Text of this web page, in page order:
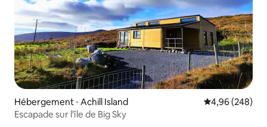
Hébergement ⋅ Achill Island Évaluation
4,96 (248)
Escapade sur l'île de Big Sky